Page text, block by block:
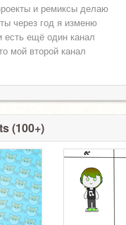
и ремиксы делаю
через год я изменю
есть ещё один канал
мой второй канал
(100+)